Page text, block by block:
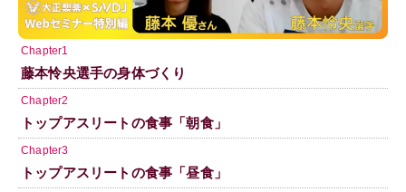
Chapter1
藤本怜央選手の身体づくり
Chapter2
トップアスリートの食事「朝食」
Chapter3
トップアスリートの食事「昼食」